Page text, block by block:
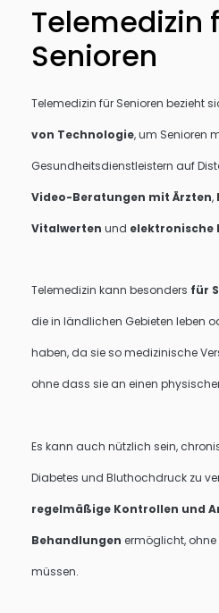
Telemedizin
Senioren
Telemedizin für Senioren bezieht
von Technologie, um Senioren
Gesundheitsdienstleistern auf
Video-Beratungen mit Ärzten,
Vitalwerten und elektronische
Telemedizin kann besonders für
die in ländlichen Gebieten leben
haben, da sie so medizinische
ohne dass sie an einen
Es kann auch nützlich sein,
Diabetes und Bluthochdruck zu
regelmäßige Kontrollen und
Behandlungen ermöglicht,
müssen.